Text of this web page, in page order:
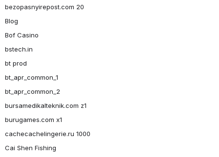
bezopasnyirepost.com 20
Blog
Bof Casino
bstech.in
bt prod
bt_apr_common_1
bt_apr_common_2
bursamedikalteknik.com z1
burugames.com x1
cachecachelingerie.ru 1000
Cai Shen Fishing